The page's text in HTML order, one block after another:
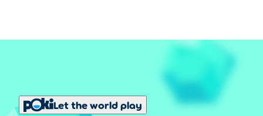
Let the world play